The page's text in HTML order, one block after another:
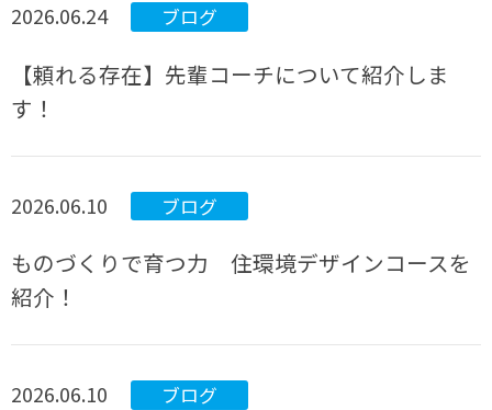
2026.06.24 ブログ
【頼れる存在】先輩コーチについて紹介しま
す！
2026.06.10 ブログ
ものづくりで育つ力 住環境デザインコースを
紹介！
2026.06.10 ブログ